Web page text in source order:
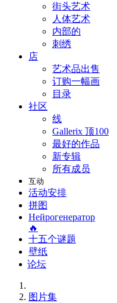
街头艺术
人体艺术
内部的
刺绣
店
艺术品出售
订购一幅画
目录
社区
线
Gallerix 顶100
最好的作品
新专辑
所有成员
互动
活动安排
拼图
Нейрогенератор
🔥
十五个谜题
壁纸
论坛
图片集